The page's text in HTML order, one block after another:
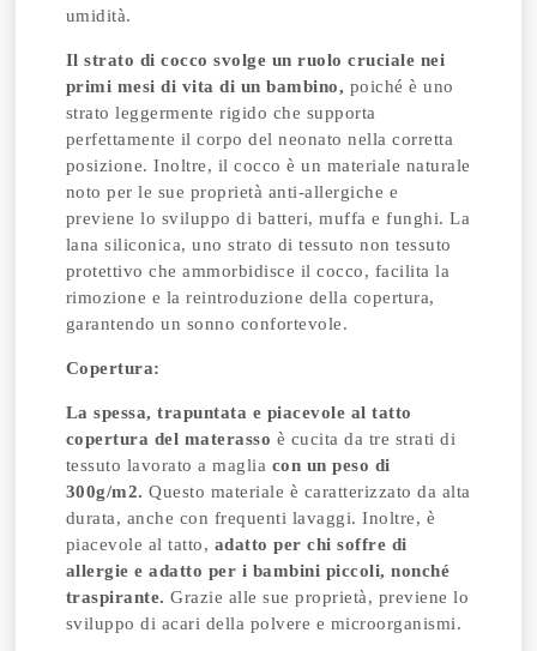
umidità.
Il strato di cocco svolge un ruolo cruciale nei
primi mesi di vita di un bambino, poiché è uno
strato leggermente rigido che supporta
perfettamente il corpo del neonato nella corretta
posizione. Inoltre, il cocco è un materiale naturale
noto per le sue proprietà anti-allergiche e
previene lo sviluppo di batteri, muffa e funghi. La
lana siliconica, uno strato di tessuto non tessuto
protettivo che ammorbidisce il cocco, facilita la
rimozione e la reintroduzione della copertura,
garantendo un sonno confortevole.
Copertura:
La spessa, trapuntata e piacevole al tatto
copertura del materasso è cucita da tre strati di
tessuto lavorato a maglia con un peso di
300g/m2.Questo materiale è caratterizzato da alta
durata, anche con frequenti lavaggi. Inoltre, è
piacevole al tatto, adatto per chi soffre di
allergie e adatto per i bambini piccoli, nonché
traspirante.Grazie alle sue proprietà, previene lo
sviluppo di acari della polvere e microorganismi.